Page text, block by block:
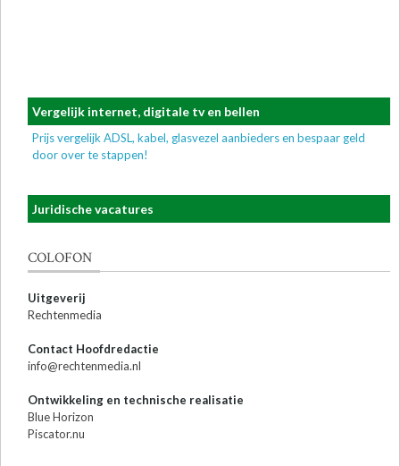
Vergelijk internet, digitale tv en bellen
Prijs vergelijk ADSL, kabel, glasvezel aanbieders en bespaar geld
door over te stappen!
Juridische vacatures
COLOFON
Uitgeverij
Rechtenmedia
Contact Hoofdredactie
info@rechtenmedia.nl
Ontwikkeling en technische realisatie
Blue Horizon
Piscator.nu